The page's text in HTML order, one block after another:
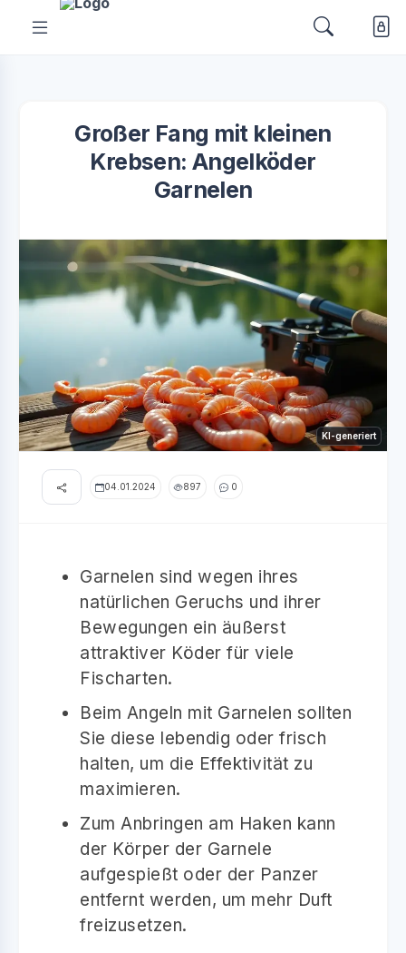
Großer Fang mit kleinen
Krebsen: Angelköder
Garnelen
KI-generiert
04.01.2024 897 0
Garnelen sind wegen ihres
natürlichen Geruchs und ihrer
Bewegungen ein äußerst
attraktiver Köder für viele
Fischarten.
Beim Angeln mit Garnelen sollten
Sie diese lebendig oder frisch
halten, um die Effektivität zu
maximieren.
Zum Anbringen am Haken kann
der Körper der Garnele
aufgespießt oder der Panzer
entfernt werden, um mehr Duft
freizusetzen.